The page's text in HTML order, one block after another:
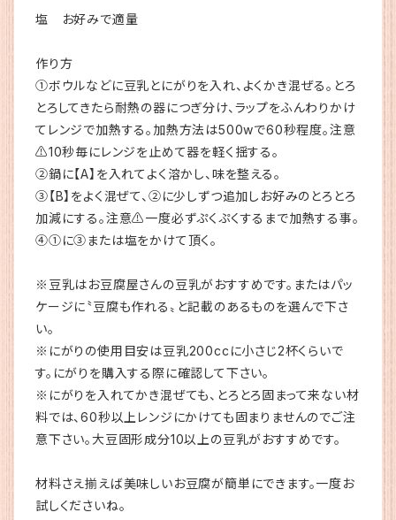
塩 お好みで適量
作り方
①ボウルなどに豆乳とにがりを入れ、よくかき混ぜる。とろ
とろしてきたら耐熱の器につぎ分け、ラップをふんわりかけ
てレンジで加熱する。加熱方法は500wで60秒程度。注意
⚠️10秒毎にレンジを止めて器を軽く揺する。
②鍋に【A】を入れてよく溶かし、味を整える。
③【B】をよく混ぜて、②に少しずつ追加しお好みのとろとろ
加減にする。注意⚠️一度必ずぷくぷくするまで加熱する事。
④①に③または塩をかけて頂く。
※豆乳はお豆腐屋さんの豆乳がおすすめです。またはパッ
ケージに〝豆腐も作れる〟と記載のあるものを選んで下さ
い。
※にがりの使用目安は豆乳200ccに小さじ2杯くらいで
す。にがりを購入する際に確認して下さい。
※にがりを入れてかき混ぜても、とろとろ固まって来ない材
料では、60秒以上レンジにかけても固まりませんのでご注
意下さい。大豆固形成分10以上の豆乳がおすすめです。
材料さえ揃えば美味しいお豆腐が簡単にできます。一度お
試しくださいね。